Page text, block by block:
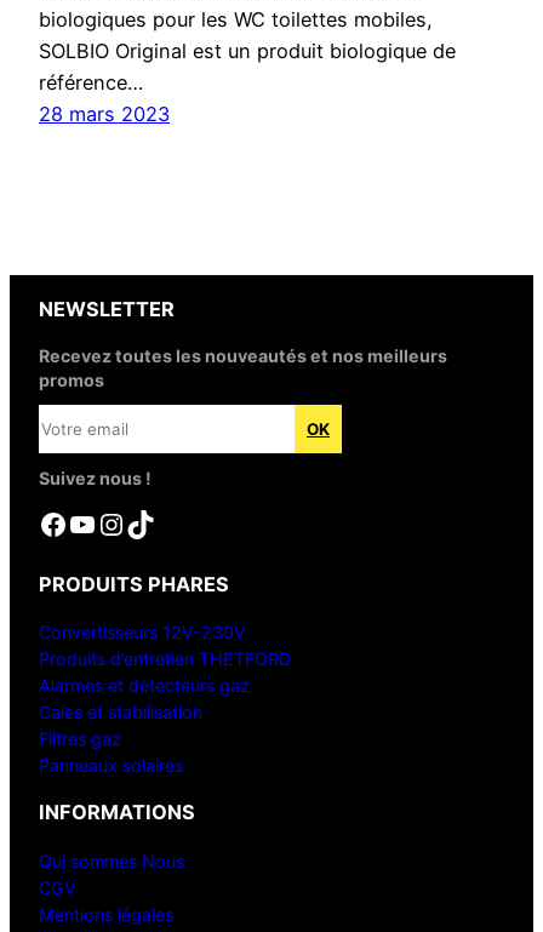
biologiques pour les WC toilettes mobiles,
SOLBIO Original est un produit biologique de
référence…
28 mars 2023
NEWSLETTER
Recevez toutes les nouveautés et nos meilleurs
promos
Suivez nous !
Facebook YouTube InstagramTikTok
PRODUITS PHARES
Convertisseurs 12V-230V
Produits d’entretien THETFORD
Alarmes et détecteurs gaz
Cales et stabilisation
Filtres gaz
Panneaux solaires
INFORMATIONS
Qui sommes Nous
CGV
Mentions légales